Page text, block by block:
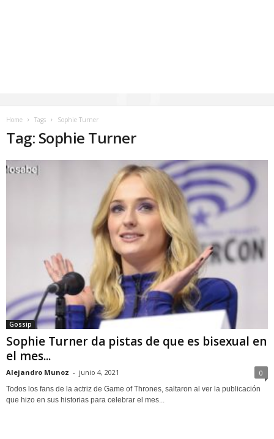
Home Tags Sophie Turner
Tag: Sophie Turner
Gossip
Sophie Turner da pistas de que es bisexual en
el mes...
Alejandro Munoz - junio 4, 2021 0
Todos los fans de la actriz de Game of Thrones, saltaron al ver la publicación
que hizo en sus historias para celebrar el mes...